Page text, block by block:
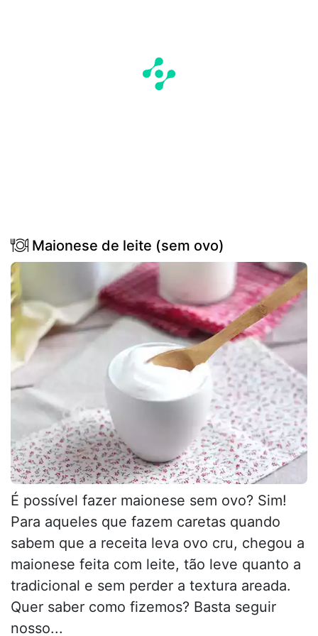
Maionese de leite (sem ovo)
É possível fazer maionese sem ovo? Sim!
Para aqueles que fazem caretas quando
sabem que a receita leva ovo cru, chegou a
maionese feita com leite, tão leve quanto a
tradicional e sem perder a textura areada.
Quer saber como fizemos? Basta seguir
nosso...